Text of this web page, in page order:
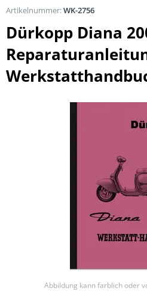
Dürkopp Diana
Abbildung kann farblich oder
Artikelnummer:WK-2756